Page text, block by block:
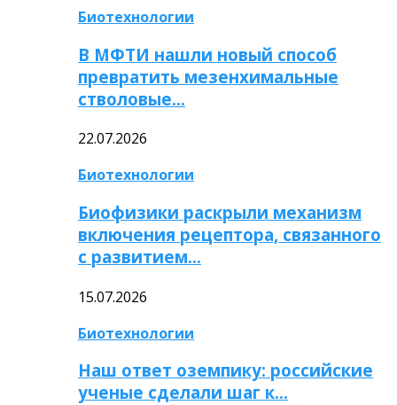
Биотехнологии
В МФТИ нашли новый способ
превратить мезенхимальные
стволовые…
22.07.2026
Биотехнологии
Биофизики раскрыли механизм
включения рецептора, связанного
с развитием…
15.07.2026
Биотехнологии
Наш ответ оземпику: российские
ученые сделали шаг к…